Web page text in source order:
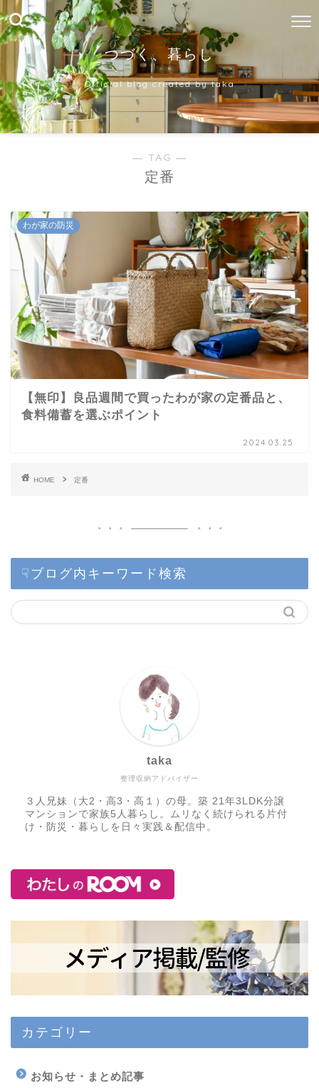
つづく、暮らし
Official blog created by taka
― TAG ―
定番
わが家の防災
【無印】良品週間で買ったわが家の定番品と、
食料備蓄を選ぶポイント
2024.03.25
HOME 定番
☟ブログ内キーワード検索
整理収納アドバイザー
taka
３人兄妹（大2・高3・高１）の母。築 21年3LDK分譲
マンションで家族5人暮らし。ムリなく続けられる片付
け・防災・暮らしを日々実践＆配信中。
カテゴリー
お知らせ・まとめ記事